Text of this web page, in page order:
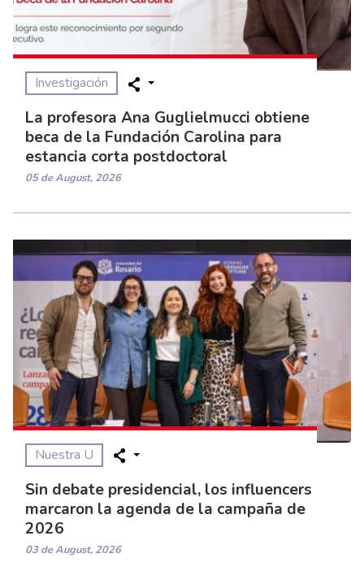
Investigación
La profesora Ana Guglielmucci obtiene
beca de la Fundación Carolina para
estancia corta postdoctoral
05 de August, 2026
Nuestra U
Sin debate presidencial, los influencers
marcaron la agenda de la campaña de
2026
03 de August, 2026